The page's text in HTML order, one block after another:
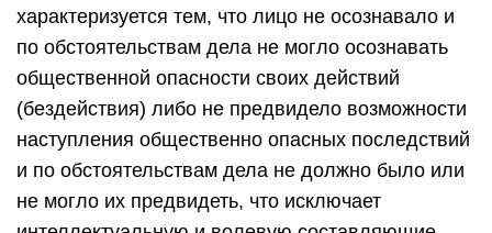
характеризуется тем, что лицо не осознавало и
по обстоятельствам дела не могло осознавать
общественной опасности своих действий
(бездействия) либо не предвидело возможности
наступления общественно опасных последствий
и по обстоятельствам дела не должно было или
не могло их предвидеть, что исключает